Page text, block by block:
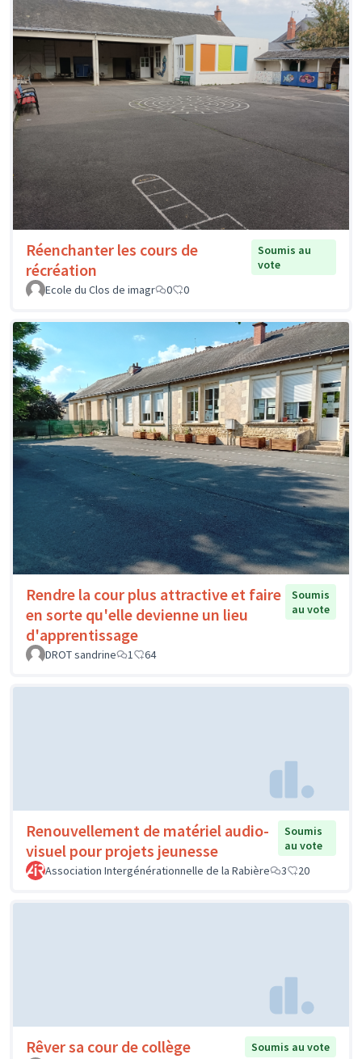
Réenchanter les cours de
récréation
Soumis au
vote
Ecole du Clos de imagr
0 0
Rendre la cour plus attractive et faire
en sorte qu'elle devienne un lieu
d'apprentissage
Soumis
au vote
DROT sandrine 1 64
Renouvellement de matériel audio-
visuel pour projets jeunesse
Soumis
au vote
Association Intergénérationnelle de la Rabière
3 20
Rêver sa cour de collège
Soumis au vote